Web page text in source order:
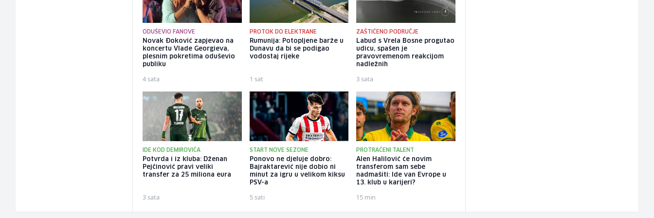
ODUŠEVIO FANOVE
Novak Đoković zapjevao na
koncertu Vlade Georgieva,
plesnim pokretima oduševio
publiku
4 sata
PROTOK DO ELEKTRANE
Rumunija: Potopljene barže u
Dunavu da bi se podigao
vodostaj rijeke
1 sat
ZAŠTIĆENO PODRUČJE
Labud s Vrela Bosne progutao
udicu, spašen je
pravovremenom reakcijom
nadležnih
3 sata
IDE KOD DEMIROVIĆA
Potvrda i iz kluba: Dženan
Pejčinović pravi veliki
transfer za 25 miliona eura
3 sata
START NOVE SEZONE
Ponovo ne djeluje dobro:
Bajraktarević nije dobio ni
minut za igru u velikom kiksu
PSV-a
5 sati
PROTRAĆENI TALENT
Alen Halilović će novim
transferom sam sebe
nadmašiti: Ide van Evrope u
13. klub u karijeri?
15 min